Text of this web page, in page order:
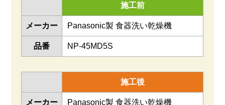
施工前
メーカー Panasonic製 食器洗い乾燥機
品番 NP-45MD5S
施工後
メーカー Panasonic製 食器洗い乾燥機